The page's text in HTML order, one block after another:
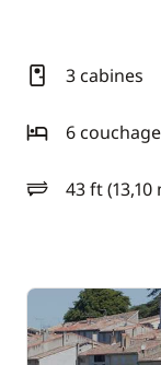
3 cabines
6
43 ft (13,10
longueur